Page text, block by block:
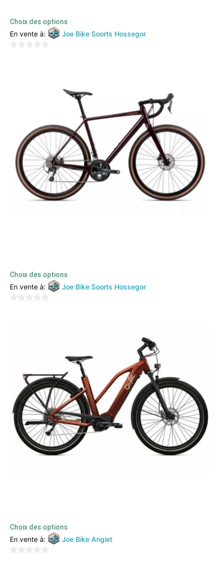
Choix des options
En vente à: Joe Bike Soorts Hossegor
Choix des options
En vente à: Joe Bike Soorts Hossegor
Choix des options
En vente à: Joe Bike Anglet